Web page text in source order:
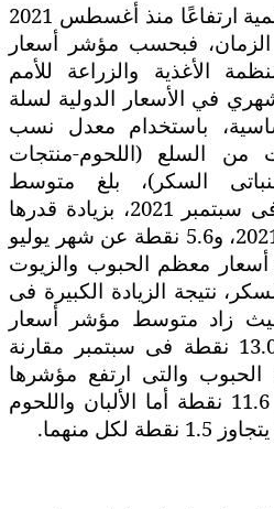
شهدت أسعار السلع العالمية ارتفاعًا منذ أغسطس 2021
فبحسب مؤشر أسعار
الأغذية والزراعة للأمم
في الأسعار الدولية لسلة
باستخدام معدل نسب
السلع (اللحوم-منتجات
السكر)، بلغ متوسط
المؤشر نحو 130 نقطة فى سبتمبر 2021، بزيادة قدرها
1.5 نقطة عن أغسطس 2021، و5.6 نقطة عن شهر يوليو
أسعار معظم الحبوب والزيوت
نتيجة الزيادة الكبيرة فى
حيث زاد متوسط مؤشر أسعار
الزيوت النباتية بمقدر 13.01 نقطة فى سبتمبر مقارنة
2021، يليها الحبوب والتى ارتفع مؤشرها
بنحو 7 نقاط، ثم السكر 11.6 نقطة أما الألبان واللحوم
منهما.